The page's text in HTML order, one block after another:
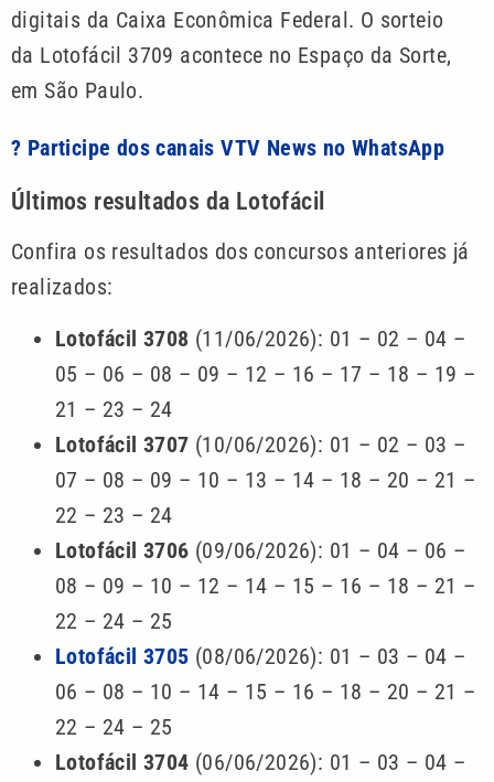
digitais da Caixa Econômica Federal. O sorteio
da Lotofácil 3709 acontece no Espaço da Sorte,
em São Paulo.
? Participe dos canais VTV News no WhatsApp
Últimos resultados da Lotofácil
Confira os resultados dos concursos anteriores já
realizados:
Lotofácil 3708 (11/06/2026): 01 – 02 – 04 –
05 – 06 – 08 – 09 – 12 – 16 – 17 – 18 – 19 –
21 – 23 – 24
Lotofácil 3707 (10/06/2026): 01 – 02 – 03 –
07 – 08 – 09 – 10 – 13 – 14 – 18 – 20 – 21 –
22 – 23 – 24
Lotofácil 3706 (09/06/2026): 01 – 04 – 06 –
08 – 09 – 10 – 12 – 14 – 15 – 16 – 18 – 21 –
22 – 24 – 25
Lotofácil 3705 (08/06/2026): 01 – 03 – 04 –
06 – 08 – 10 – 14 – 15 – 16 – 18 – 20 – 21 –
22 – 24 – 25
Lotofácil 3704 (06/06/2026): 01 – 03 – 04 –